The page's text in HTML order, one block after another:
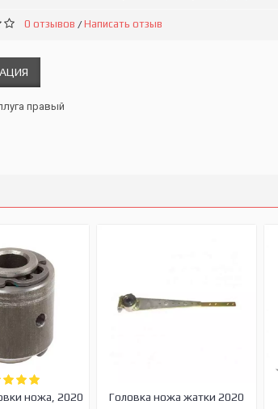
0 отзывов /Написать отзыв
правый
ножа, 2020 Головка ножа жатки 2020